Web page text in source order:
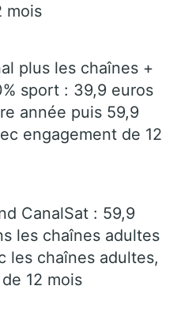
mois
plus les chaînes +
sport : 39,9 euros
année puis 59,9
engagement de 12
CanalSat : 59,9
les chaînes adultes
les chaînes adultes,
12 mois